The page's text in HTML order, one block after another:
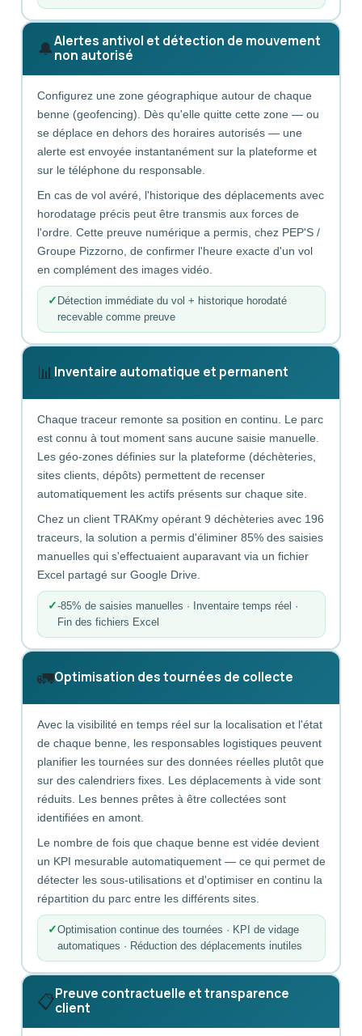
🔔Alertes antivol et détection de mouvement
non autorisé
Configurez une zone géographique autour de chaque
benne (geofencing). Dès qu'elle quitte cette zone — ou
se déplace en dehors des horaires autorisés — une
alerte est envoyée instantanément sur la plateforme et
sur le téléphone du responsable.
En cas de vol avéré, l'historique des déplacements avec
horodatage précis peut être transmis aux forces de
l'ordre. Cette preuve numérique a permis, chez PEP'S /
Groupe Pizzorno, de confirmer l'heure exacte d'un vol
en complément des images vidéo.
Détection immédiate du vol + historique horodaté
recevable comme preuve
📊 Inventaire automatique et permanent
Chaque traceur remonte sa position en continu. Le parc
est connu à tout moment sans aucune saisie manuelle.
Les géo-zones définies sur la plateforme (déchèteries,
sites clients, dépôts) permettent de recenser
automatiquement les actifs présents sur chaque site.
Chez un client TRAKmy opérant 9 déchèteries avec 196
traceurs, la solution a permis d'éliminer 85% des saisies
manuelles qui s'effectuaient auparavant via un fichier
Excel partagé sur Google Drive.
-85% de saisies manuelles · Inventaire temps réel ·
Fin des fichiers Excel
🚛Optimisation des tournées de collecte
Avec la visibilité en temps réel sur la localisation et l'état
de chaque benne, les responsables logistiques peuvent
planifier les tournées sur des données réelles plutôt que
sur des calendriers fixes. Les déplacements à vide sont
réduits. Les bennes prêtes à être collectées sont
identifiées en amont.
Le nombre de fois que chaque benne est vidée devient
un KPI mesurable automatiquement — ce qui permet de
détecter les sous-utilisations et d'optimiser en continu la
répartition du parc entre les différents sites.
Optimisation continue des tournées · KPI de vidage
automatiques · Réduction des déplacements inutiles
📋Preuve contractuelle et transparence
client